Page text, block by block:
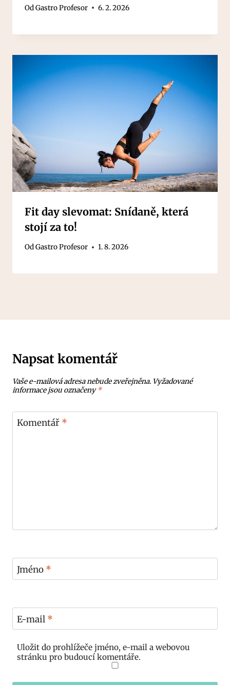
OdGastro Profesor 6. 2. 2026
Fit day slevomat: Snídaně, která
stojí za to!
OdGastro Profesor 1. 8. 2026
Napsat komentář
Vaše e-mailová adresa nebude zveřejněna. Vyžadované
informace jsou označeny*
Komentář *
Jméno *
E-mail *
Uložit do prohlížeče jméno, e-mail a webovou
stránku pro budoucí komentáře.